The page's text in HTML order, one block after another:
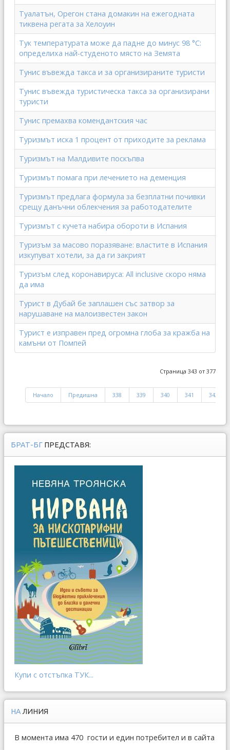
Туалатън, Орегон стана домакин на ежегодната
тиквена регата за Хелоуин
Тук температурата може да падне до минус 98 °С:
определиха най-студеното място на Земята
Тунис въвежда такса и за организираните туристи
Тунис въвежда туристическа такса за организирани
туристи
Тунис премахва комендантския час
Туризмът иска 1 процент от приходите за реклама
Туризмът на Малдивите поскъпва
Туризмът помага при лечението на деменция
Туризмът предлага формула за безплатни почивки
срещу данъчни облекчения за работодателите
Туризмът с кучета набира обороти в Испания
Туризъм за масово поразяване: властите в Испания
изкупуват хотели, за да ги закрият
Туризъм след коронавируса: All inclusive скоро няма
да има
Турист в Дубай бе заплашен със затвор за
нарушаване на малоизвестен закон
Турист е изправен пред огромна глоба за кражба на
камъни от Помпей
Страница 343 от 377
Начало Предишна 338 339 340 341 342
БРАТ-БГ ПРЕДСТАВЯ:
Купи с отстъпка ТУК...
НА ЛИНИЯ
В момента има 470 гости и един потребител и в сайта